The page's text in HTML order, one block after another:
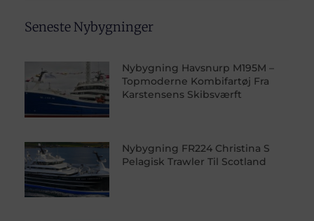
Seneste Nybygninger
Nybygning Havsnurp M195M –
Topmoderne Kombifartøj Fra
Karstensens Skibsværft
Nybygning FR224 Christina S
Pelagisk Trawler Til Scotland